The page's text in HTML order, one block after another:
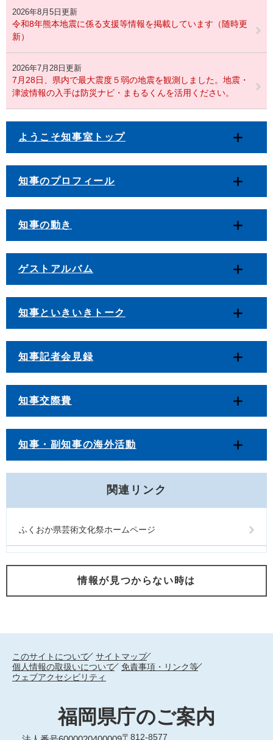
2026年8月5日更新
令和8年熊本地震に係る支援等情報を掲載しています（随時更
新）
2026年7月28日更新
7月28日、県内で最大震度５弱の地震を観測しました。地震・
津波情報の入手は防災ナビ・まもるくんを活用ください。
ようこそ知事室トップ
知事のプロフィール
知事の動き
ゲストアルバム
知事といきいきトーク
知事記者会見録
知事交際費
知事・副知事の海外活動
関連リンク
ふくおか県芸術文化祭ホームページ
情報が見つからない時は
このサイトについて
サイトマップ
個人情報の取扱いについて
免責事項・リンク等
ウェブアクセシビリティ
福岡県庁のご案内
〒812-8577